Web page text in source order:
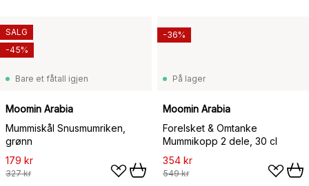
Bare et fåtall igjen
Moomin Arabia
Mummiskål Snusmumriken,
grønn
179 kr
327 kr
SALG
-45%
På lager
Moomin Arabia
Forelsket & Omtanke
Mummikopp 2 dele, 30 cl
354 kr
549 kr
-36%